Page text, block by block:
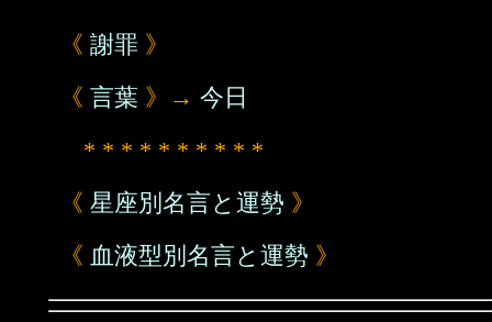
《 謝罪 》
《 言葉 》→ 今日
* * * * * * * * * *
《 星座別名言と運勢 》
《 血液型別名言と運勢 》